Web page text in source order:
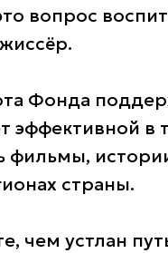
вопрос
Фонда
эффективной в
фильмы,
страны.
чем устлан